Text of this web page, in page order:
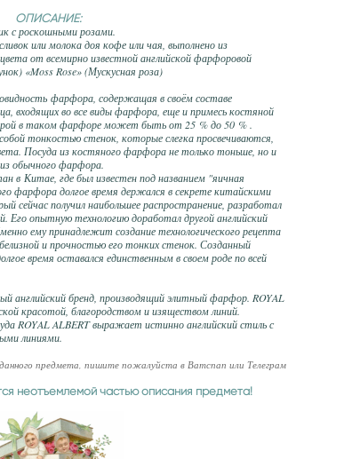
ОПИСАНИЕ:
с роскошными розами.
или молока доя кофе или чая, выполнено из
от всемирно известной английской фарфоровой
«Moss Rose» (Мускусная роза)
фарфора, содержащая в своём составе
входящих во все виды фарфора, еще и примесь костяной
в таком фарфоре может быть от 25 % до 50 % .
тонкостью стенок, которые слегка просвечиваются,
Посуда из костяного фарфора не только тоньше, но и
обычного фарфора.
в Китае, где был известен под названием "яичная
фарфора долгое время держался в секрете китайскими
сейчас получил наибольшее распространение, разработал
Его опытную технологию доработал другой английский
ему принадлежит создание технологического рецепта
и прочностью его тонких стенок. Созданный
время оставался единственным в своем роде по всей
английский бренд, производящий элитный фарфор. ROYAL
красотой, благородством и изяществом линий.
ROYAL ALBERT выражает истинно английский стиль с
линиями.
предмета, пишите пожалуйста в Ватспап или Телеграм
неотъемлемой частью описания предмета!